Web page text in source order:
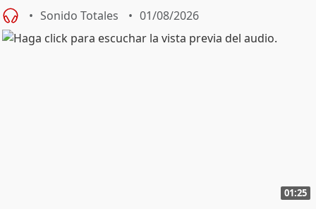
Sonido Totales 01/08/2026
01:25